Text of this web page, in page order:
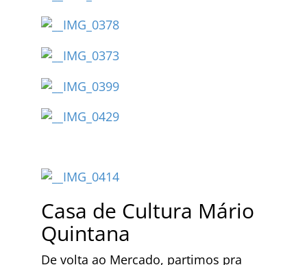
Casa de Cultura Mário
Quintana
De volta ao Mercado, partimos pra